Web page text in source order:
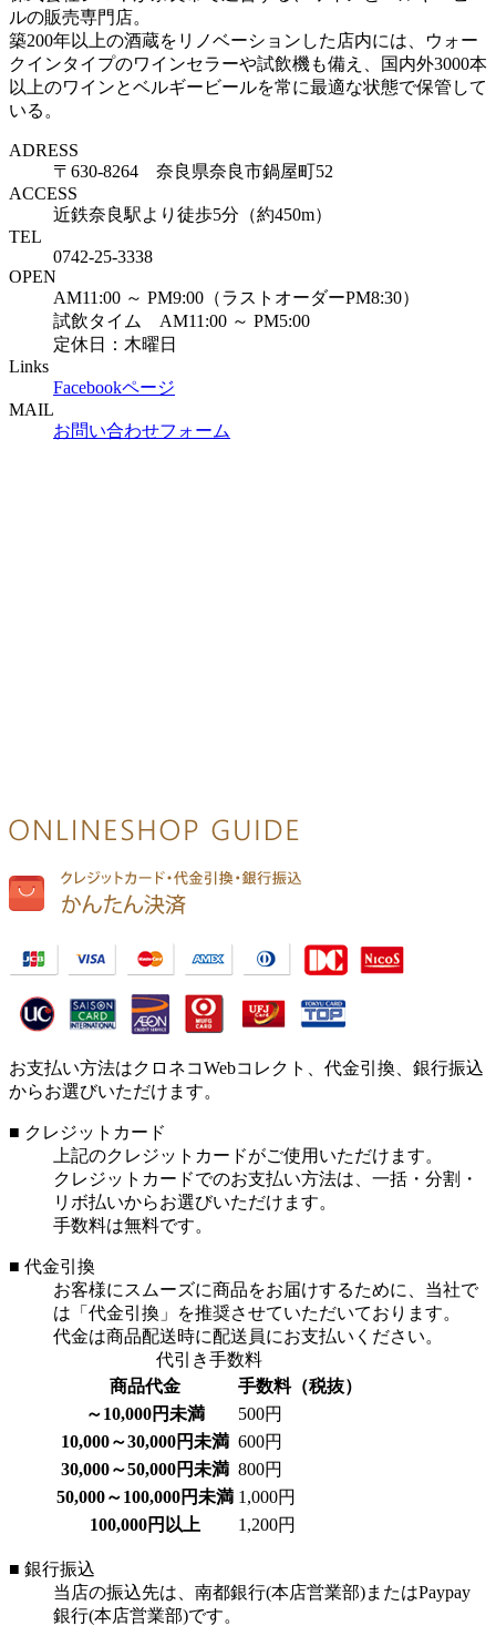
ルの販売専門店。
築200年以上の酒蔵をリノベーションした店内には、ウォー
クインタイプのワインセラーや試飲機も備え、国内外3000本
以上のワインとベルギービールを常に最適な状態で保管して
いる。
ADRESS
〒630-8264 奈良県奈良市鍋屋町52
ACCESS
近鉄奈良駅より徒歩5分（約450m）
TEL
0742-25-3338
OPEN
AM11:00 ～ PM9:00（ラストオーダーPM8:30）
試飲タイム AM11:00 ～ PM5:00
定休日：木曜日
Links
Facebookページ
MAIL
お問い合わせフォーム
お支払い方法はクロネコWebコレクト、代金引換、銀行振込
からお選びいただけます。
■ クレジットカード
上記のクレジットカードがご使用いただけます。
クレジットカードでのお支払い方法は、一括・分割・
リボ払いからお選びいただけます。
手数料は無料です。
■ 代金引換
お客様にスムーズに商品をお届けするために、当社で
は「代金引換」を推奨させていただいております。
代金は商品配送時に配送員にお支払いください。
代引き手数料
商品代金
手数料（税抜）
～10,000円未満
500円
10,000～30,000円未満 600円
30,000～50,000円未満 800円
50,000～100,000円未満 1,000円
100,000円以上
1,200円
■ 銀行振込
当店の振込先は、南都銀行(本店営業部)またはPaypay
銀行(本店営業部)です。